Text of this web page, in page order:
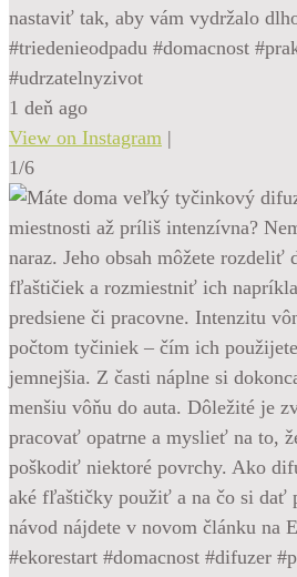
nastaviť tak, aby vám vydržalo
#triedenieodpadu #domacnost
#udrzatelnyzivot
1 deň ago
View on Instagram |
1/6